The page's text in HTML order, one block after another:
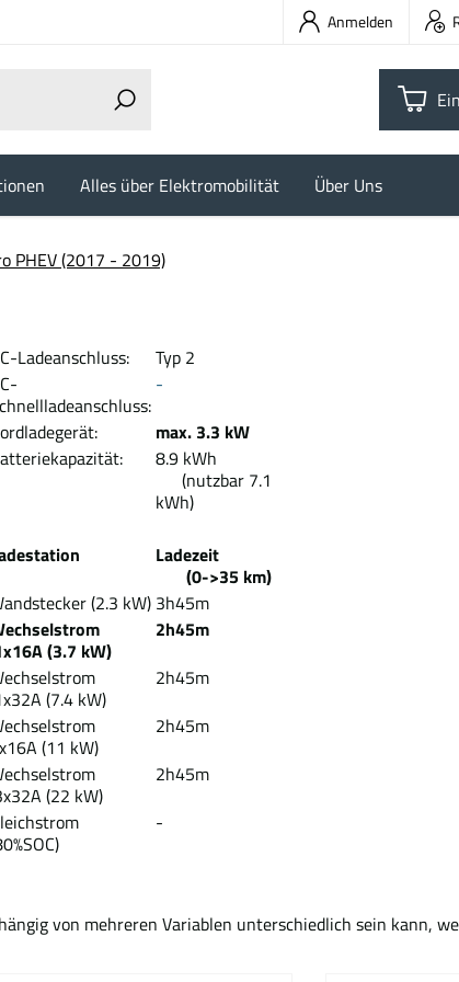
Anmelden
Alles über Elektromobilität Über Uns
PHEV (2017 - 2019)
Ladeanschluss:
Typ 2
-
max. 3.3 kW
8.9 kWh
(nutzbar 7.1
kWh)
Ladezeit
(0->35 km)
(2.3 kW) 3h45m
(3.7 kW)
2h45m
(7.4 kW)
2h45m
(11 kW)
2h45m
(22 kW)
2h45m
-
von mehreren Variablen unterschiedlich sein kann,